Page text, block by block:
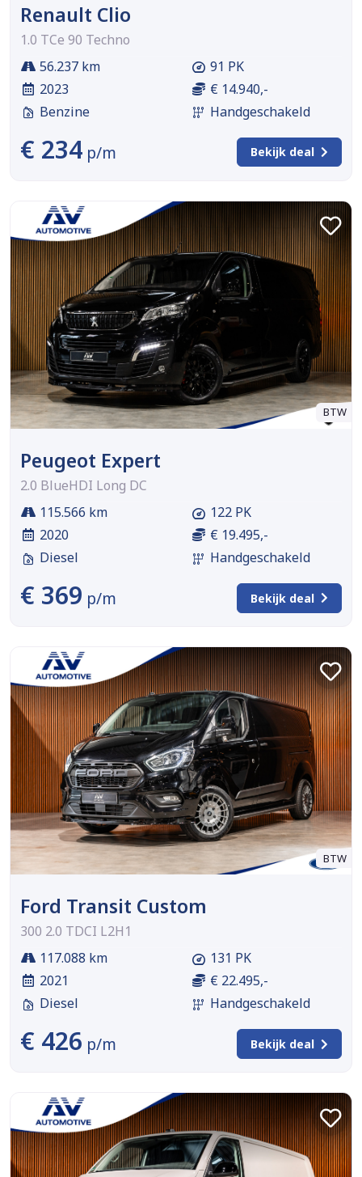
Renault Clio
1.0 TCe 90 Techno
56.237 km
2023
Benzine
91 PK
€ 14.940,-
Handgeschakeld
€ 234 p/m Bekijk deal
BTW
Peugeot Expert
2.0 BlueHDI Long DC
115.566 km
2020
Diesel
122 PK
€ 19.495,-
Handgeschakeld
€ 369 p/m Bekijk deal
BTW
Ford Transit Custom
300 2.0 TDCI L2H1
117.088 km
2021
Diesel
131 PK
€ 22.495,-
Handgeschakeld
€ 426 p/m Bekijk deal